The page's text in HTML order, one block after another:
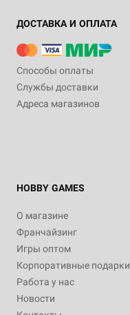
ДОСТАВКА И ОПЛАТА
Способы оплаты
Службы доставки
Адреса магазинов
HOBBY GAMES
О магазине
Франчайзинг
Игры оптом
Корпоративные подарки
Работа у нас
Новости